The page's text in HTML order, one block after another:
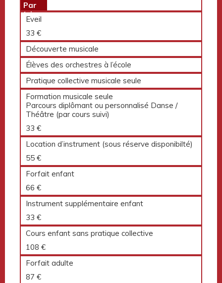
Par
trime
stre
Eveil
33 €
Découverte musicale
Élèves des orchestres à l’école
Pratique collective musicale seule
Formation musicale seule
Parcours diplômant ou personnalisé Danse /
Théâtre (par cours suivi)
33 €
Location d’instrument (sous réserve disponibilté)
55 €
Forfait enfant
66 €
Instrument supplémentaire enfant
33 €
Cours enfant sans pratique collective
108 €
Forfait adulte
87 €